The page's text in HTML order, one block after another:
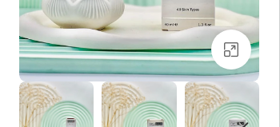
برای بزرگنمایی کلیک کنید